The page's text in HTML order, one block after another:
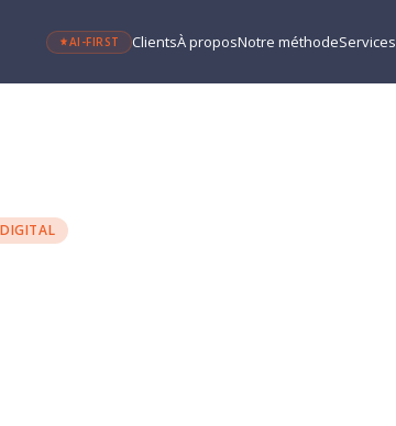
AI-FIRST ClientsÀ proposNotre méthodeServices